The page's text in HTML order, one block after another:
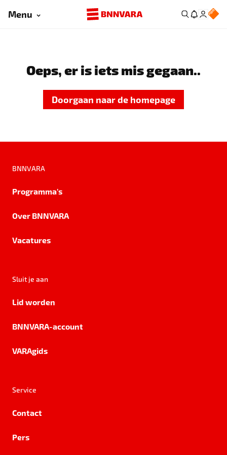
Menu
Oeps, er is iets mis gegaan..
Doorgaan naar de homepage
BNNVARA
Programma's
Over BNNVARA
Vacatures
Sluit je aan
Lid worden
BNNVARA-account
VARAgids
Service
Contact
Pers